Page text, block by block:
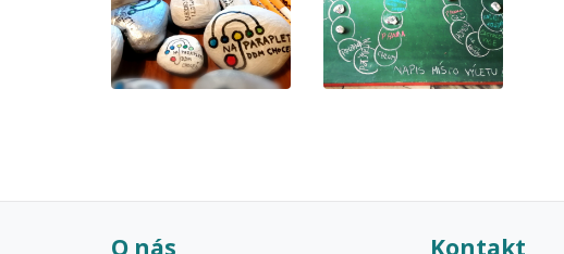
O nás Kontakt